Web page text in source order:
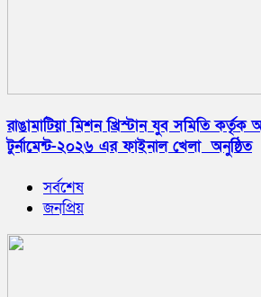
রাঙামাটিয়া মিশন খ্রিস্টান যুব সমিতি
টুর্নামেন্ট-২০২৬ এর ফাইনাল খেলা অনুষ্ঠিত
সর্বশেষ
জনপ্রিয়